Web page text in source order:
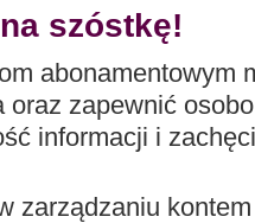
szóstkę!
abonamentowym
zapewnić
informacji i
zarządzaniu